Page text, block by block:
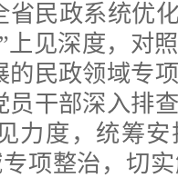
民政系统优
上见深度，对
的民政领域专
员干部深入排
力度，统筹
项整治，切